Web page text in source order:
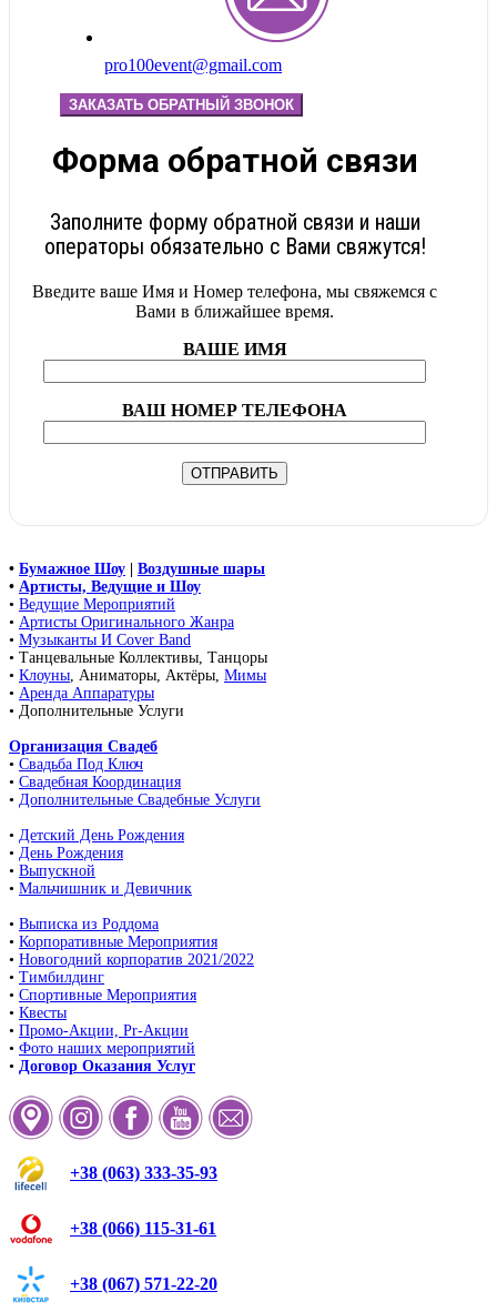
pro100event@gmail.com
ЗАКАЗАТЬ ОБРАТНЫЙ ЗВОНОК
Форма обратной связи
Заполните форму обратной связи и наши
операторы обязательно с Вами свяжутся!
Введите ваше Имя и Номер телефона, мы свяжемся с
Вами в ближайшее время.
ВАШЕ ИМЯ
ВАШ НОМЕР ТЕЛЕФОНА
• Бумажное Шоу
Воздушные шары
• Артисты, Ведущие и Шоу
• Ведущие Мероприятий
• Артисты Оригинального Жанра
• Музыканты И Cover Band
• Танцевальные Коллективы, Танцоры
• Клоуны, Аниматоры, Актёры, Мимы
• Аренда Аппаратуры
• Дополнительные Услуги
Организация Свадеб
• Свадьба Под Ключ
• Свадебная Координация
• Дополнительные Свадебные Услуги
• Детский День Рождения
• День Рождения
• Выпускной
• Мальчишник и Девичник
• Выписка из Роддома
• Корпоративные Мероприятия
• Новогодний корпоратив 2021/2022
• Тимбилдинг
• Спортивные Мероприятия
• Квесты
• Промо-Акции, Pr-Акции
• Фото наших мероприятий
• Договор Оказания Услуг
+38 (063) 333-35-93
+38 (066) 115-31-61
+38 (067) 571-22-20